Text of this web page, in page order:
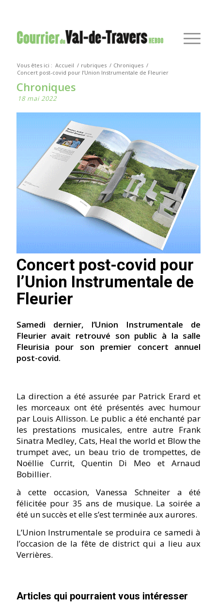
Vous êtes ici : Accueil / rubriques / Chroniques /
Concert post-covid pour l’Union Instrumentale de Fleurier
Chroniques
18 mai 2022
Concert post-covid pour
l’Union Instrumentale de
Fleurier
Samedi dernier, l’Union Instrumentale de
Fleurier avait retrouvé son public à la salle
Fleurisia pour son premier concert annuel
post-covid.
La direction a été assurée par Patrick Erard et
les morceaux ont été présentés avec humour
par Louis Allisson. Le public a été enchanté par
les prestations musicales, entre autre Frank
Sinatra Medley, Cats, Heal the world et Blow the
trumpet avec, un beau trio de trompettes, de
Noëllie Currit, Quentin Di Meo et Arnaud
Bobillier.
à cette occasion, Vanessa Schneiter a été
félicitée pour 35 ans de musique. La soirée a
été un succès et elle s’est terminée aux aurores.
L’Union Instrumentale se produira ce samedi à
l’occasion de la fête de district qui a lieu aux
Verrières.
Articles qui pourraient vous intéresser